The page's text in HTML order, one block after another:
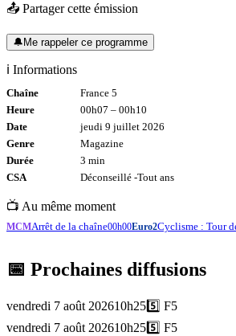
📤 Partager cette émission
🔔Me rappeler ce programme
ℹ️ Informations
Chaîne
France 5
Heure
00h07 – 00h10
Date
jeudi 9 juillet 2026
Genre
Magazine
Durée
3 min
CSA
Déconseillé -Tout ans
📺 Au même moment
MCMArrêt de la chaîne00h00Euro2Cyclisme : Tour
📅 Prochaines diffusions
vendredi 7 août 202610h255️⃣ F5
vendredi 7 août 202610h255️⃣ F5